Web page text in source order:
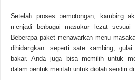
Setelah proses pemotongan, kambing
menjadi berbagai masakan lezat sesuai
Beberapa paket menawarkan menu
dihidangkan, seperti sate kambing,
bakar. Anda juga bisa memilih untuk
dalam bentuk mentah untuk diolah sendiri